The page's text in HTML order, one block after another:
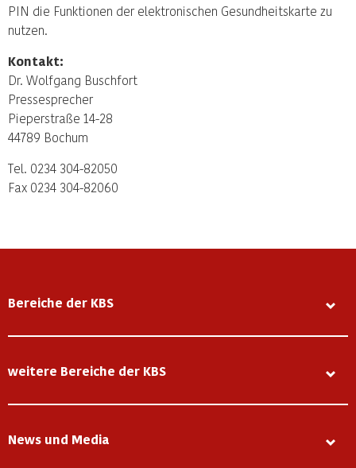
PIN die Funktionen der elektronischen Gesundheitskarte zu
nutzen.
Kontakt:
Dr. Wolfgang Buschfort
Pressesprecher
Pieperstraße 14-28
44789 Bochum
Tel. 0234 304-82050
Fax 0234 304-82060
Bereiche der KBS
weitere Bereiche der KBS
News und Media